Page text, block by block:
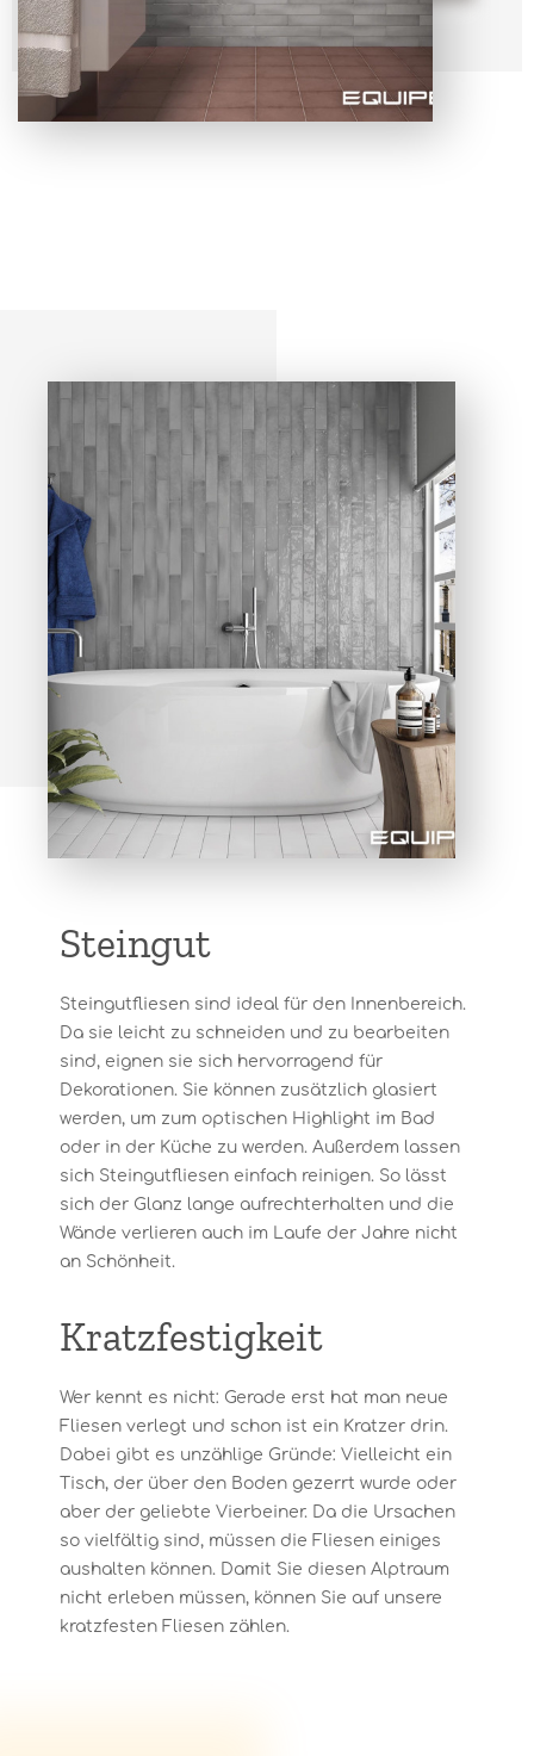
Steingut
Steingutfliesen sind ideal für den Innenbereich.
Da sie leicht zu schneiden und zu bearbeiten
sind, eignen sie sich hervorragend für
Dekorationen. Sie können zusätzlich glasiert
werden, um zum optischen Highlight im Bad
oder in der Küche zu werden. Außerdem lassen
sich Steingutfliesen einfach reinigen. So lässt
sich der Glanz lange aufrechterhalten und die
Wände verlieren auch im Laufe der Jahre nicht
an Schönheit.
Kratzfestigkeit
Wer kennt es nicht: Gerade erst hat man neue
Fliesen verlegt und schon ist ein Kratzer drin.
Dabei gibt es unzählige Gründe: Vielleicht ein
Tisch, der über den Boden gezerrt wurde oder
aber der geliebte Vierbeiner. Da die Ursachen
so vielfältig sind, müssen die Fliesen einiges
aushalten können. Damit Sie diesen Alptraum
nicht erleben müssen, können Sie auf unsere
kratzfesten Fliesen zählen.